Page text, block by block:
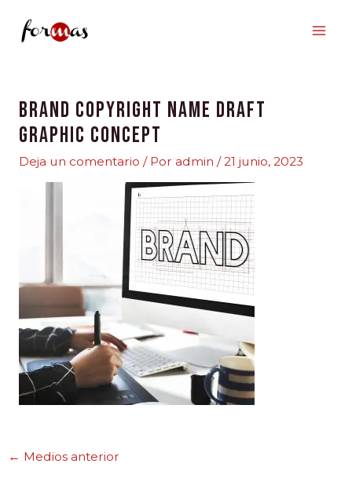
Brand Copyright Name Draft
Graphic Concept
Deja un comentario / Por admin /21 junio, 2023
← Medios anterior